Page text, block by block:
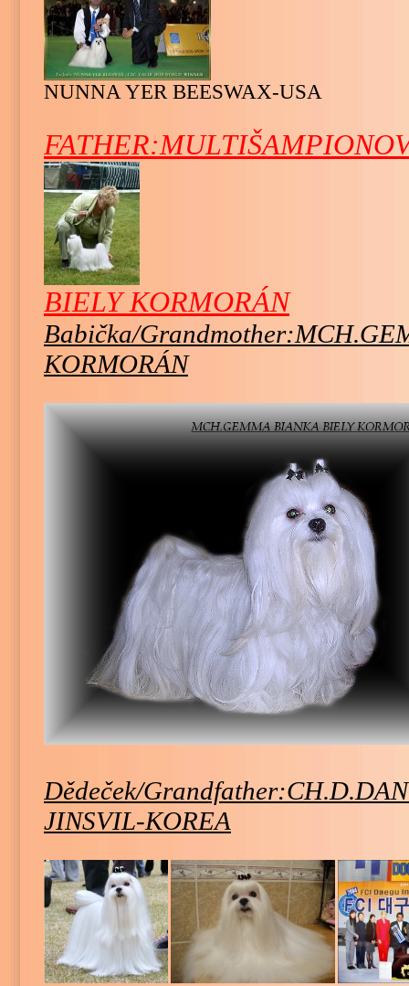
NUNNA YER BEESWAX-USA
FATHER:
BIELY KORMORÁN
Babička/
KORMORÁN
Dědeček/Grandfather:
JINSVIL-KOREA